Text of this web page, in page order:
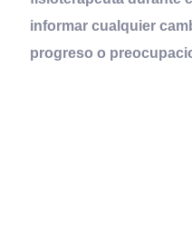
informar cualquier
progreso o